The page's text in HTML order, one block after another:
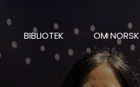
BIBLIOTEK OM NORSK